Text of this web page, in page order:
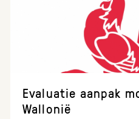
Evaluatie aanpak
Wallonië